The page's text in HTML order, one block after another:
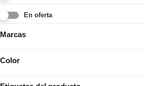
En oferta
Marcas
Color